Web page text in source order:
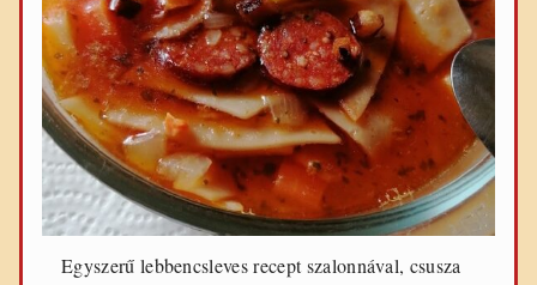
Egyszerű lebbencsleves recept szalonnával, csusza